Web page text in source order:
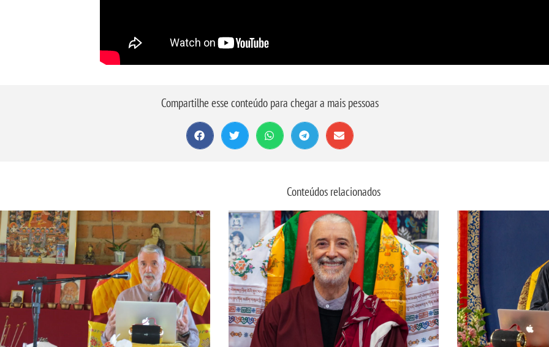
Compartilhe esse conteúdo para chegar a mais pessoas
Conteúdos relacionados